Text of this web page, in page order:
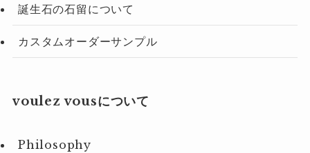
誕生石の石留について
カスタムオーダーサンプル
voulez vousについて
Philosophy